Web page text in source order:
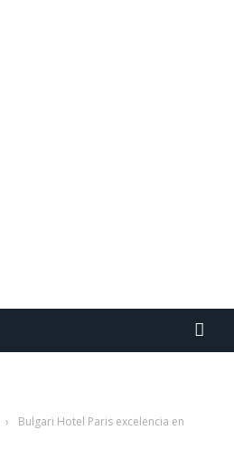
›
Bulgari Hotel Paris excelencia en